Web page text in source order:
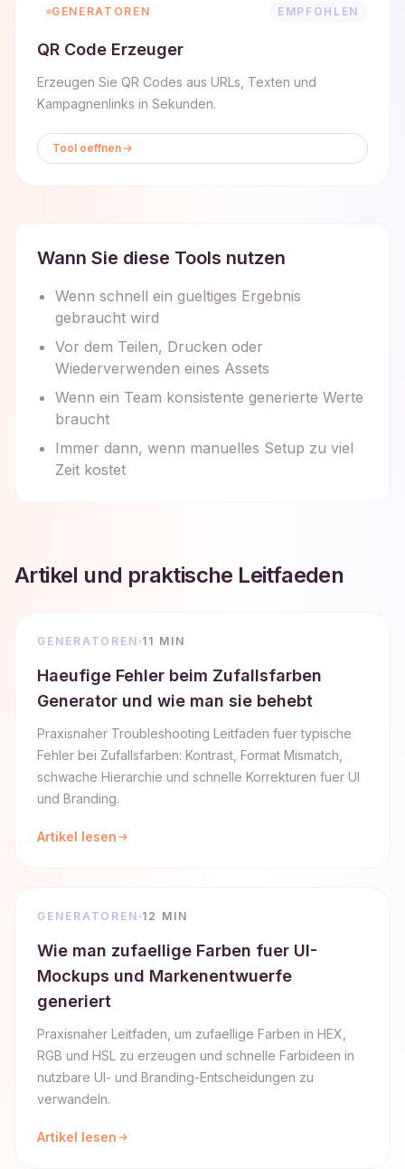
GENERATOREN EMPFOHLEN
QR Code Erzeuger
Erzeugen Sie QR Codes aus URLs, Texten und
Kampagnenlinks in Sekunden.
Tool oeffnen
Wann Sie diese Tools nutzen
Wenn schnell ein gueltiges Ergebnis
gebraucht wird
Vor dem Teilen, Drucken oder
Wiederverwenden eines Assets
Wenn ein Team konsistente generierte Werte
braucht
Immer dann, wenn manuelles Setup zu viel
Zeit kostet
Artikel und praktische Leitfaeden
GENERATOREN 11 MIN
Haeufige Fehler beim Zufallsfarben
Generator und wie man sie behebt
Praxisnaher Troubleshooting Leitfaden fuer typische
Fehler bei Zufallsfarben: Kontrast, Format Mismatch,
schwache Hierarchie und schnelle Korrekturen fuer UI
und Branding.
Artikel lesen
GENERATOREN 12 MIN
Wie man zufaellige Farben fuer UI-
Mockups und Markenentwuerfe
generiert
Praxisnaher Leitfaden, um zufaellige Farben in HEX,
RGB und HSL zu erzeugen und schnelle Farbideen in
nutzbare UI- und Branding-Entscheidungen zu
verwandeln.
Artikel lesen